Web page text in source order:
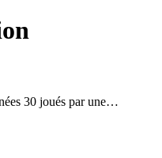
30 joués par une…